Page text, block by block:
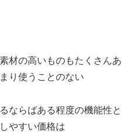
材の高いものもたくさんあ
り使うことのない
ならばある程度の機能性と
やすい価格は